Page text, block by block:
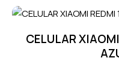
CELULAR